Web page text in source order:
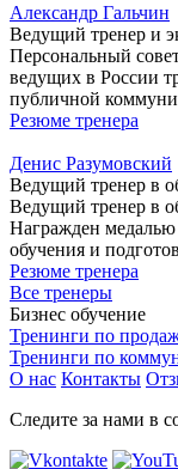
Александр Гальчин
Ведущий тренер и
Персональный
ведущих в России
публичной
Резюме тренера
Денис Разумовский
Ведущий тренер в
Ведущий тренер в
Награжден медалью
обучения и
Резюме тренера
Все тренеры
Бизнес обучение
Тренинги по
Тренинги по
О нас Контакты
Следите за нами в